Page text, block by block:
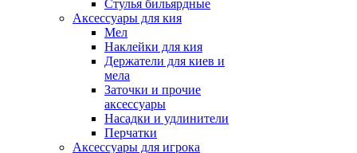
Стулья бильярдные
Аксессуары для кия
Мел
Наклейки для кия
Держатели для киев и
мела
Заточки и прочие
аксессуары
Насадки и удлинители
Перчатки
Аксессуары для игрока